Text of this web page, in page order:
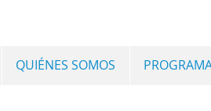
QUIÉNES SOMOS